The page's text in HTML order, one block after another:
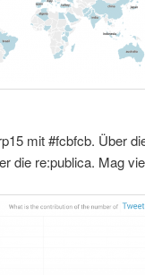
mit #fcbfcb. Über
die re:publica. Mag